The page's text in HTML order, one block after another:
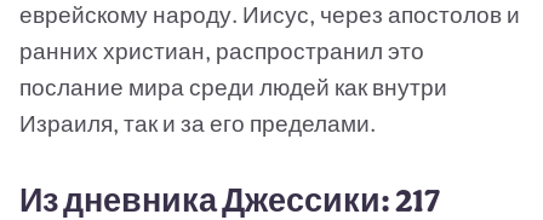
еврейскому народу. Иисус, через апостолов и
ранних христиан, распространил это
послание мира среди людей как внутри
Израиля, так и за его пределами.
Из дневника Джессики: 217